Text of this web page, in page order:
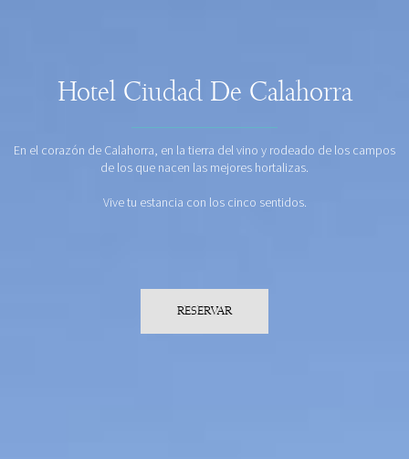
Hotel Ciudad De Calahorra
En el corazón de Calahorra, en la tierra del vino y rodeado de los campos
de los que nacen las mejores hortalizas.
Vive tu estancia con los cinco sentidos.
RESERVAR